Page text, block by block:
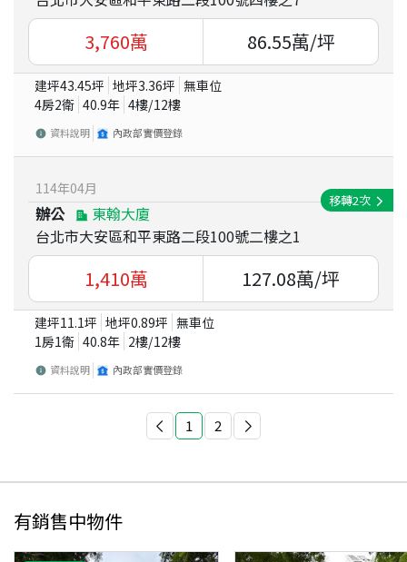
3,760萬 86.55萬/坪
建坪43.45坪 地坪3.36坪 無車位
4房2衛 40.9年 4樓/12樓
資料說明 內政部實價登錄
114年04月
辦公
東翰大廈
台北市大安區和平東路二段100號二樓之1
移轉2次
1,410萬 127.08萬/坪
建坪11.1坪 地坪0.89坪 無車位
1房1衛 40.8年 2樓/12樓
資料說明 內政部實價登錄
1 2
有銷售中物件